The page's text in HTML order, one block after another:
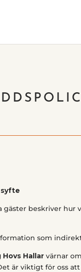
gäster beskriver hur
som
Hallar värnar
är viktigt för oss